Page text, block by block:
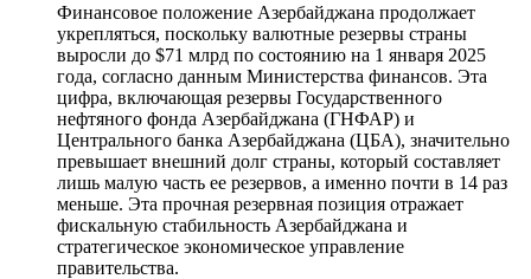
Финансовое положение Азербайджана продолжает
укрепляться, поскольку валютные резервы страны
выросли до $71 млрд по состоянию на 1 января 2025
года, согласно данным Министерства финансов. Эта
цифра, включающая резервы Государственного
нефтяного фонда Азербайджана (ГНФАР) и
Центрального банка Азербайджана (ЦБА), значительно
превышает внешний долг страны, который составляет
лишь малую часть ее резервов, а именно почти в 14 раз
меньше. Эта прочная резервная позиция отражает
фискальную стабильность Азербайджана и
стратегическое экономическое управление
правительства.